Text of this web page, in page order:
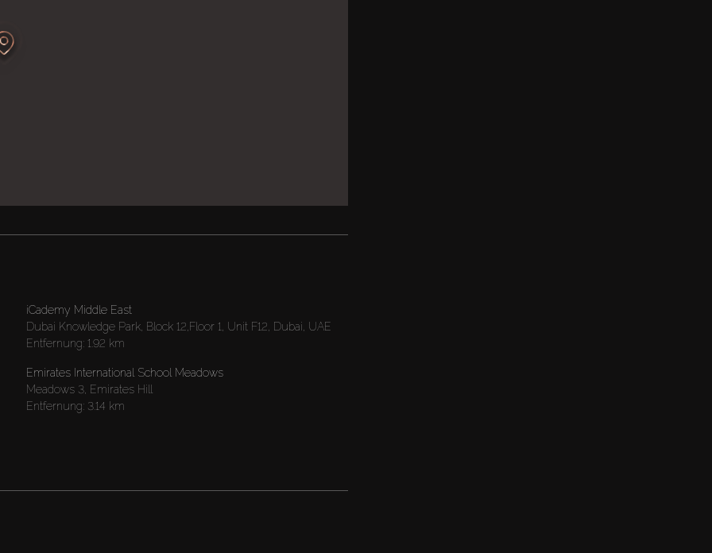
iCademy Middle East
Dubai Knowledge Park, Block 12,Floor 1, Unit F12, Dubai, UAE
Entfernung: 1.92 km
Emirates International School Meadows
Meadows 3, Emirates Hill
Entfernung: 3.14 km